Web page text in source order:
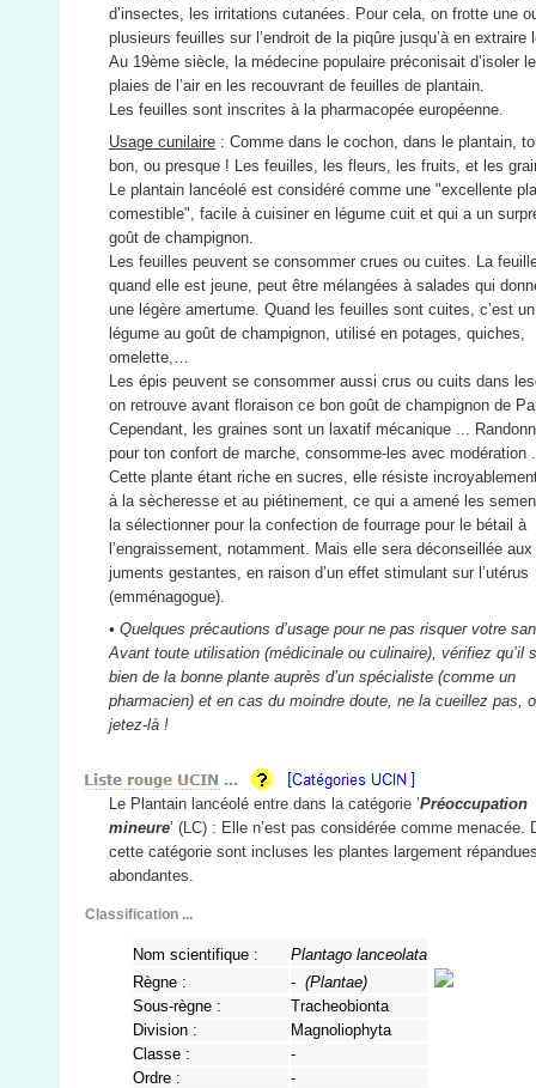
d’insectes, les irritations cutanées. Pour cela, on frotte une
plusieurs feuilles sur l’endroit de la piqûre jusqu’à en extraire
Au 19ème siècle, la médecine populaire préconisait d’isoler
plaies de l’air en les recouvrant de feuilles de plantain.
Les feuilles sont inscrites à la pharmacopée européenne.
Usage cunilaire : Comme dans le cochon, dans le plantain,
bon, ou presque ! Les feuilles, les fleurs, les fruits, et les
Le plantain lancéolé est considéré comme une "excellente
comestible", facile à cuisiner en légume cuit et qui a un
goût de champignon.
Les feuilles peuvent se consommer crues ou cuites. La
quand elle est jeune, peut être mélangées à salades qui
une légère amertume. Quand les feuilles sont cuites, c’est
légume au goût de champignon, utilisé en potages, quiches,
omelette,…
Les épis peuvent se consommer aussi crus ou cuits dans
on retrouve avant floraison ce bon goût de champignon de
Cependant, les graines sont un laxatif mécanique ...
pour ton confort de marche, consomme-les avec modération
Cette plante étant riche en sucres, elle résiste
à la sècheresse et au piétinement, ce qui a amené les
la sélectionner pour la confection de fourrage pour le bétail à
l’engraissement, notamment. Mais elle sera déconseillée aux
juments gestantes, en raison d’un effet stimulant sur l’utérus
(emménagogue).
• Quelques précautions d’usage pour ne pas risquer votre
Avant toute utilisation (médicinale ou culinaire), vérifiez qu’il
bien de la bonne plante auprès d’un spécialiste (comme un
pharmacien) et en cas du moindre doute, ne la cueillez pas,
jetez-là !
Le Plantain lancéolé entre dans la catégorie ’Préoccupation
mineure’ (LC) : Elle n’est pas considérée comme menacée.
cette catégorie sont incluses les plantes largement
abondantes.
Classification ...
Nom scientifique :
Plantago lanceolata
Règne :
- (Plantae)
Sous-règne :
Tracheobionta
Division :
Magnoliophyta
Classe :
-
Ordre :
-